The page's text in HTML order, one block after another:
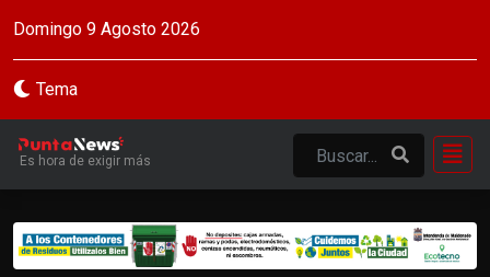
Domingo 9 Agosto 2026
Tema
Es hora de exigir más